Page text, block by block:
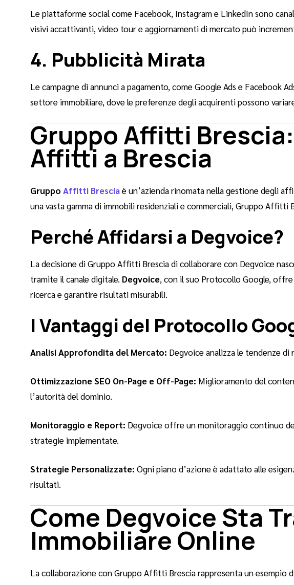
Le piattaforme social come Facebook, Instagram e LinkedIn sono
visivi accattivanti, video tour e aggiornamenti di mercato può
4. Pubblicità Mirata
Le campagne di annunci a pagamento, come Google Ads e
settore immobiliare, dove le preferenze degli acquirenti possono
Gruppo Affitti
Affitti a Brescia
Gruppo Affitti Bresciaè un’azienda rinomata nella gestione degli
una vasta gamma di immobili residenziali e commerciali, Gruppo
Perché Affidarsi a Degvoice?
La decisione di Gruppo Affitti Brescia di collaborare con Degvoice
tramite il canale digitale. Degvoice, con il suo Protocollo Google,
ricerca e garantire risultati misurabili.
I Vantaggi del Protocollo
Analisi Approfondita del Mercato: Degvoice analizza le tendenze
Ottimizzazione SEO On-Page e Off-Page: Miglioramento del
l’autorità del dominio.
Monitoraggio e Report: Degvoice offre un monitoraggio continuo
strategie implementate.
Strategie Personalizzate: Ogni piano d’azione è adattato alle
risultati.
Come Degvoice Sta
Immobiliare Online
La collaborazione con Gruppo Affitti Brescia rappresenta un esempio